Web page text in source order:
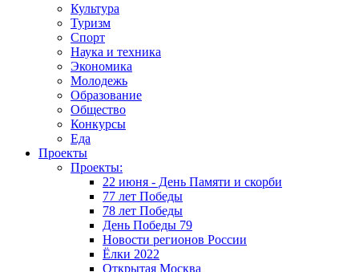
Культура
Туризм
Спорт
Наука и техника
Экономика
Молодежь
Образование
Общество
Конкурсы
Еда
Проекты
Проекты:
22 июня - День Памяти и скорби
77 лет Победы
78 лет Победы
День Победы 79
Новости регионов России
Ёлки 2022
Открытая Москва